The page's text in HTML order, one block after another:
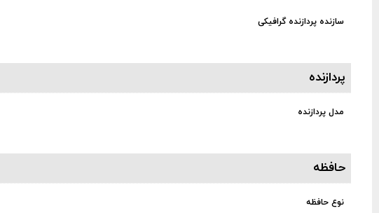
سازنده پردازنده گرافیکی
پردازنده
مدل پردازنده
حافظه
نوع حافظه